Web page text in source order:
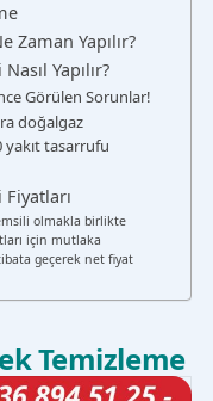
Zaman Yapılır?
Yapılır?
Görülen Sorunlar!
doğalgaz
yakıt tasarrufu
olmakla birlikte
için mutlaka
geçerek net fiyat
Temizleme